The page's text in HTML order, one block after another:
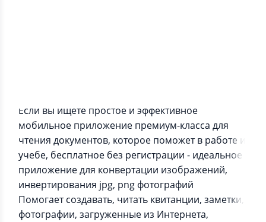
Если вы ищете простое и эффективное
мобильное приложение премиум-класса для
чтения документов, которое поможет в работе и
учебе, бесплатное без регистрации - идеальное
приложение для конвертации изображений,
инвертирования jpg, png фотографий
Помогает создавать, читать квитанции, заметки,
фотографии, загруженные из Интернета,